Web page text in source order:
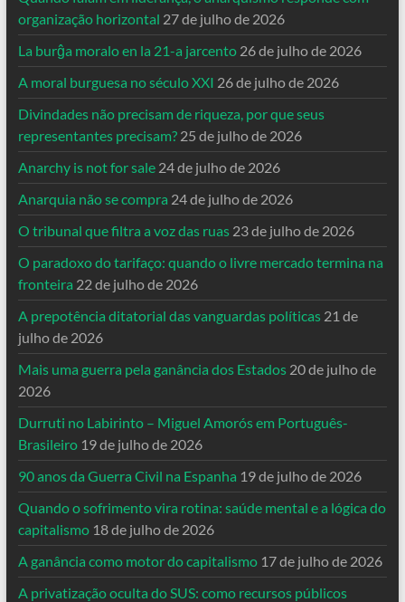
organização horizontal 27 de julho de 2026
La burĝa moralo en la 21-a jarcento 26 de julho de 2026
A moral burguesa no século XXI 26 de julho de 2026
Divindades não precisam de riqueza, por que seus
representantes precisam? 25 de julho de 2026
Anarchy is not for sale 24 de julho de 2026
Anarquia não se compra 24 de julho de 2026
O tribunal que filtra a voz das ruas 23 de julho de 2026
O paradoxo do tarifaço: quando o livre mercado termina na
fronteira 22 de julho de 2026
A prepotência ditatorial das vanguardas políticas 21 de
julho de 2026
Mais uma guerra pela ganância dos Estados 20 de julho de
2026
Durruti no Labirinto – Miguel Amorós em Português-
Brasileiro 19 de julho de 2026
90 anos da Guerra Civil na Espanha 19 de julho de 2026
Quando o sofrimento vira rotina: saúde mental e a lógica do
capitalismo 18 de julho de 2026
A ganância como motor do capitalismo 17 de julho de 2026
A privatização oculta do SUS: como recursos públicos